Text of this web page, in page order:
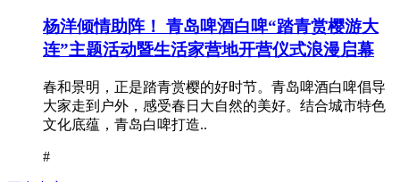
杨洋倾情助阵！ 青岛啤酒白啤“踏青赏樱游大
连”主题活动暨生活家营地开营仪式浪漫启幕
春和景明，正是踏青赏樱的好时节。青岛啤酒白啤倡导
大家走到户外，感受春日大自然的美好。结合城市特色
文化底蕴，青岛白啤打造..
#